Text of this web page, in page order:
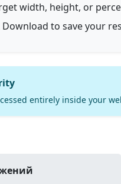
width, height, or
Download to save your
entirely inside your